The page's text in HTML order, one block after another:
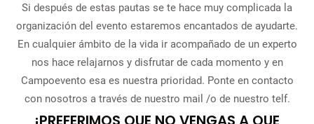
Si después de estas pautas se te hace muy complicada la
organización del evento estaremos encantados de ayudarte.
En cualquier ámbito de la vida ir acompañado de un experto
nos hace relajarnos y disfrutar de cada momento y en
Campoevento esa es nuestra prioridad. Ponte en contacto
con nosotros a través de nuestro mail /o de nuestro telf.